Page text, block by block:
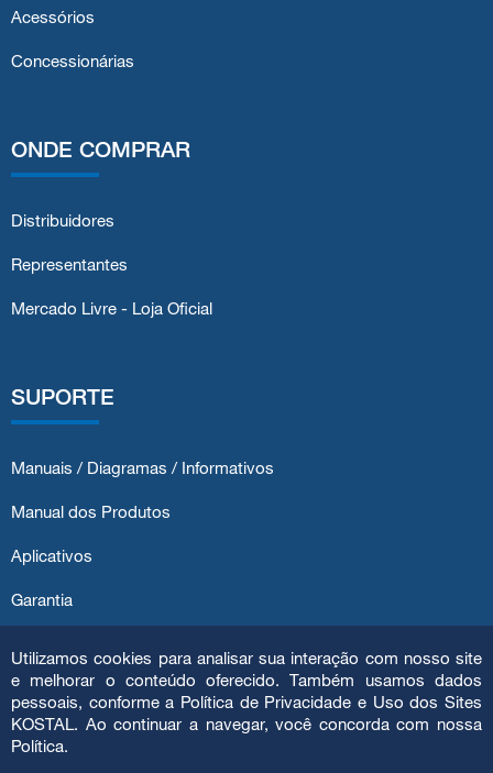
Acessórios
Concessionárias
ONDE COMPRAR
Distribuidores
Representantes
Mercado Livre - Loja Oficial
SUPORTE
Manuais / Diagramas / Informativos
Manual dos Produtos
Aplicativos
Garantia
Utilizamos cookies para analisar sua interação com nosso site
e melhorar o conteúdo oferecido. Também usamos dados
pessoais, conforme a Política de Privacidade e Uso dos Sites
KOSTAL. Ao continuar a navegar, você concorda com nossa
Política.